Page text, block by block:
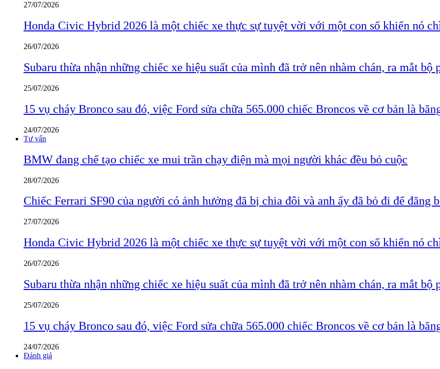
27/07/2026
Honda Civic Hybrid 2026 là một chiếc xe thực sự tuyệt vời với một con số khiến nó
26/07/2026
Subaru thừa nhận những chiếc xe hiệu suất của mình đã trở nên nhàm chán, ra mắt bộ
25/07/2026
15 vụ cháy Bronco sau đó, việc Ford sửa chữa 565.000 chiếc Broncos về cơ bản là
24/07/2026
Tư vấn
BMW đang chế tạo chiếc xe mui trần chạy điện mà mọi người khác đều bỏ cuộc
28/07/2026
Chiếc Ferrari SF90 của người có ảnh hưởng đã bị chia đôi và anh ấy đã bỏ đi để đăng
27/07/2026
Honda Civic Hybrid 2026 là một chiếc xe thực sự tuyệt vời với một con số khiến nó
26/07/2026
Subaru thừa nhận những chiếc xe hiệu suất của mình đã trở nên nhàm chán, ra mắt bộ
25/07/2026
15 vụ cháy Bronco sau đó, việc Ford sửa chữa 565.000 chiếc Broncos về cơ bản là
24/07/2026
Đánh giá